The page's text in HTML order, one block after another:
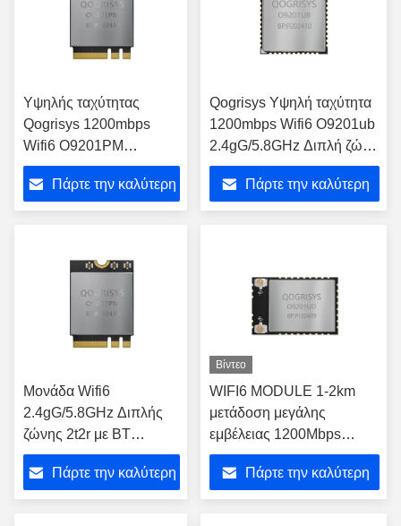
Υψηλής ταχύτητας
Qogrisys 1200mbps
Wifi6 O9201PM
2.4gG/5.8GHz Διπλή
ζώνη 2t2r Wifi μονάδα
Πάρτε την καλύτερη
Qogrisys Υψηλή ταχύτητα
1200mbps Wifi6 O9201ub
2.4gG/5.8GHz Διπλή ζώνη
2t2r Wifi μονάδα
Πάρτε την καλύτερη
Μονάδα Wifi6
2.4gG/5.8GHz Διπλής
ζώνης 2t2r με BT
1200mbps Μονάδα Wifi
O9201PM
Πάρτε την καλύτερη
Βίντεο
WIFI6 MODULE 1-2km
μετάδοση μεγάλης
εμβέλειας 1200Mbps
διπλή ζώνη 2.4/5.8GHz
O9201UD υψηλής
ταχύτητας με BT
Πάρτε την καλύτερη